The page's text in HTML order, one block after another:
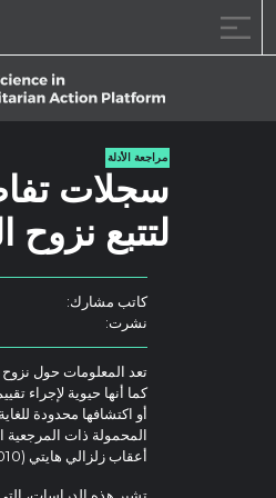
مراجعة الأدلة
سجلات
لتتبع نزوح
كاتب مشارك:
نشرت:
تعد المعلومات حول نزوح
كما أنها حيوية لإجراء
أو اكتشافها محدودة
المحمولة ذات المرجعية
أعقاب زلزالي هايتي (2010) وكرايستشيرش، نيوزيلندا (2011).
تشير هذه الدراسات،